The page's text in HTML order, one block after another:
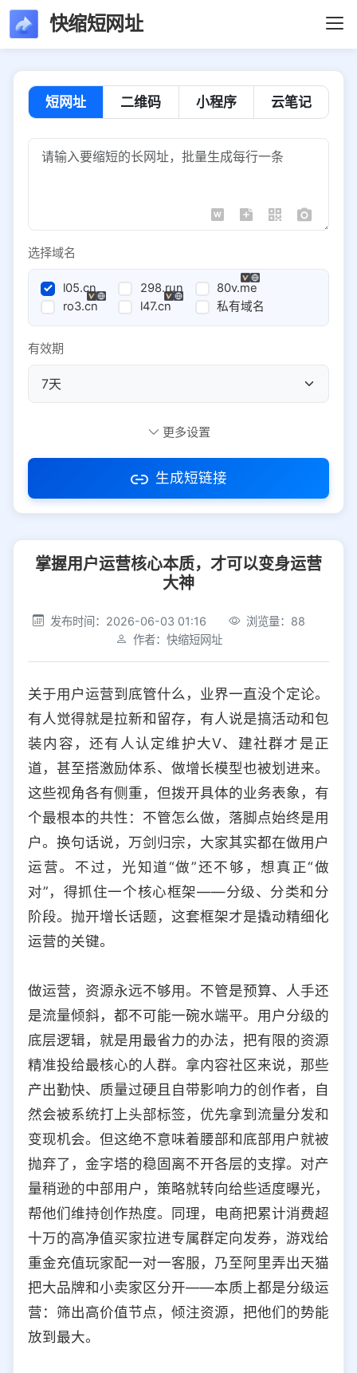
快缩短网址
短网址 二维码 小程序 云笔记
选择域名
l05.cn 298.run
80v.me
ro3.cn
l47.cn 私有域名
有效期
访问密码
社交平台 电商平台
选择防红平台类型，避免链接被拦截
平台设置
iOS Android PC 其他
选择允许访问的平台类型
更多设置
生成短链接
掌握用户运营核心本质，才可以变身运营
大神
发布时间：2026-06-03 01:16
浏览量：88
作者：快缩短网址
关于用户运营到底管什么，业界一直没个定论。
有人觉得就是拉新和留存，有人说是搞活动和包
装内容，还有人认定维护大V、建社群才是正
道，甚至搭激励体系、做增长模型也被划进来。
这些视角各有侧重，但拨开具体的业务表象，有
个最根本的共性：不管怎么做，落脚点始终是用
户。换句话说，万剑归宗，大家其实都在做用户
运营。不过，光知道“做”还不够，想真正“做
对”，得抓住一个核心框架——分级、分类和分
阶段。抛开增长话题，这套框架才是撬动精细化
运营的关键。
做运营，资源永远不够用。不管是预算、人手还
是流量倾斜，都不可能一碗水端平。用户分级的
底层逻辑，就是用最省力的办法，把有限的资源
精准投给最核心的人群。拿内容社区来说，那些
产出勤快、质量过硬且自带影响力的创作者，自
然会被系统打上头部标签，优先拿到流量分发和
变现机会。但这绝不意味着腰部和底部用户就被
抛弃了，金字塔的稳固离不开各层的支撑。对产
量稍逊的中部用户，策略就转向给些适度曝光，
帮他们维持创作热度。同理，电商把累计消费超
十万的高净值买家拉进专属群定向发券，游戏给
重金充值玩家配一对一客服，乃至阿里弄出天猫
把大品牌和小卖家区分开——本质上都是分级运
营：筛出高价值节点，倾注资源，把他们的势能
放到最大。